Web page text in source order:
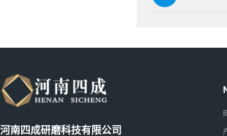
河南四成研磨科技有限公司